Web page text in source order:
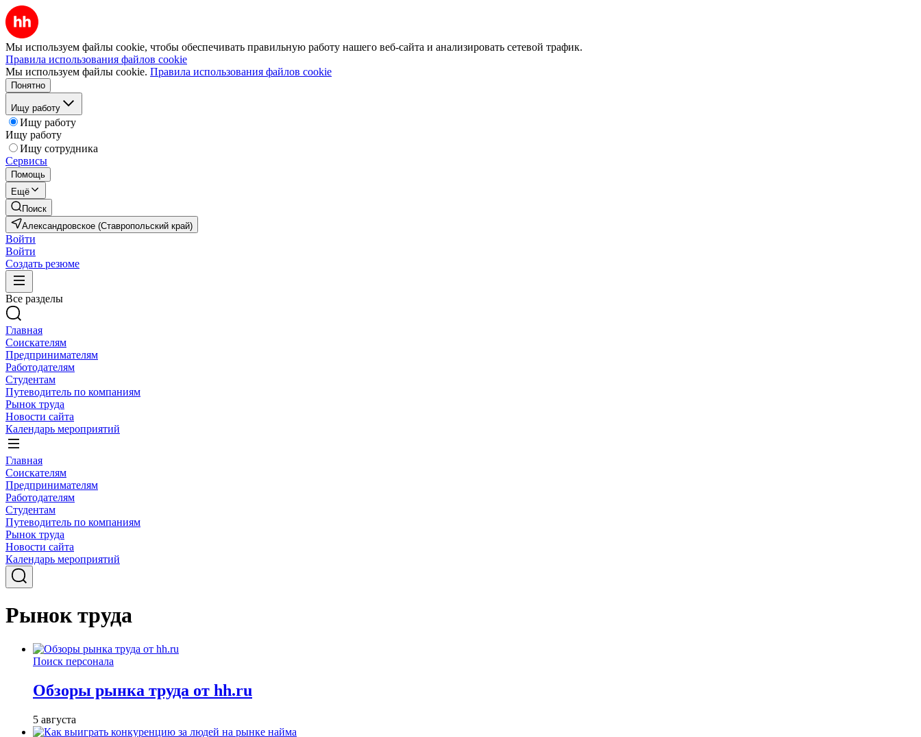
Мы используем файлы cookie, чтобы обеспечивать правильную работу нашего веб-сайта и анализировать сетевой трафик.
Правила использования файлов cookie
Мы используем файлы cookie. Правила использования файлов cookie
Понятно
Ищу работу
Ищу работу
Ищу работу
Ищу сотрудника
Сервисы
Помощь
Ещё
Поиск
Александровское (Ставропольский край)
Войти
Войти
Создать резюме
Все разделы
Главная
Соискателям
Предпринимателям
Работодателям
Студентам
Путеводитель по компаниям
Рынок труда
Новости сайта
Календарь мероприятий
Главная
Соискателям
Предпринимателям
Работодателям
Студентам
Путеводитель по компаниям
Рынок труда
Новости сайта
Календарь мероприятий
Рынок труда
Поиск персонала
Обзоры рынка труда от hh.ru
5 августа